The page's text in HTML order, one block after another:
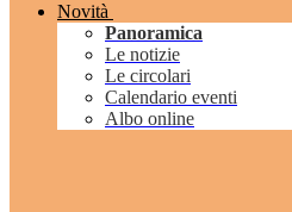
Novità
Panoramica
Le notizie
Le circolari
Calendario eventi
Albo online